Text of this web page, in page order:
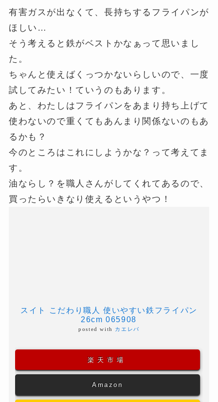
有害ガスが出なくて、長持ちするフライパンが
ほしい…
そう考えると鉄がベストかなぁって思いまし
た。
ちゃんと使えばくっつかないらしいので、一度
試してみたい！ていうのもあります。
あと、わたしはフライパンをあまり持ち上げて
使わないので重くてもあんまり関係ないのもあ
るかも？
今のところはこれにしようかな？って考えてま
す。
油ならし？を職人さんがしてくれてあるので、
買ったらいきなり使えるというやつ！
スイト こだわり職人 使いやすい鉄フライパン
26cm 065908
posted with カエレバ
楽天市場
Amazon